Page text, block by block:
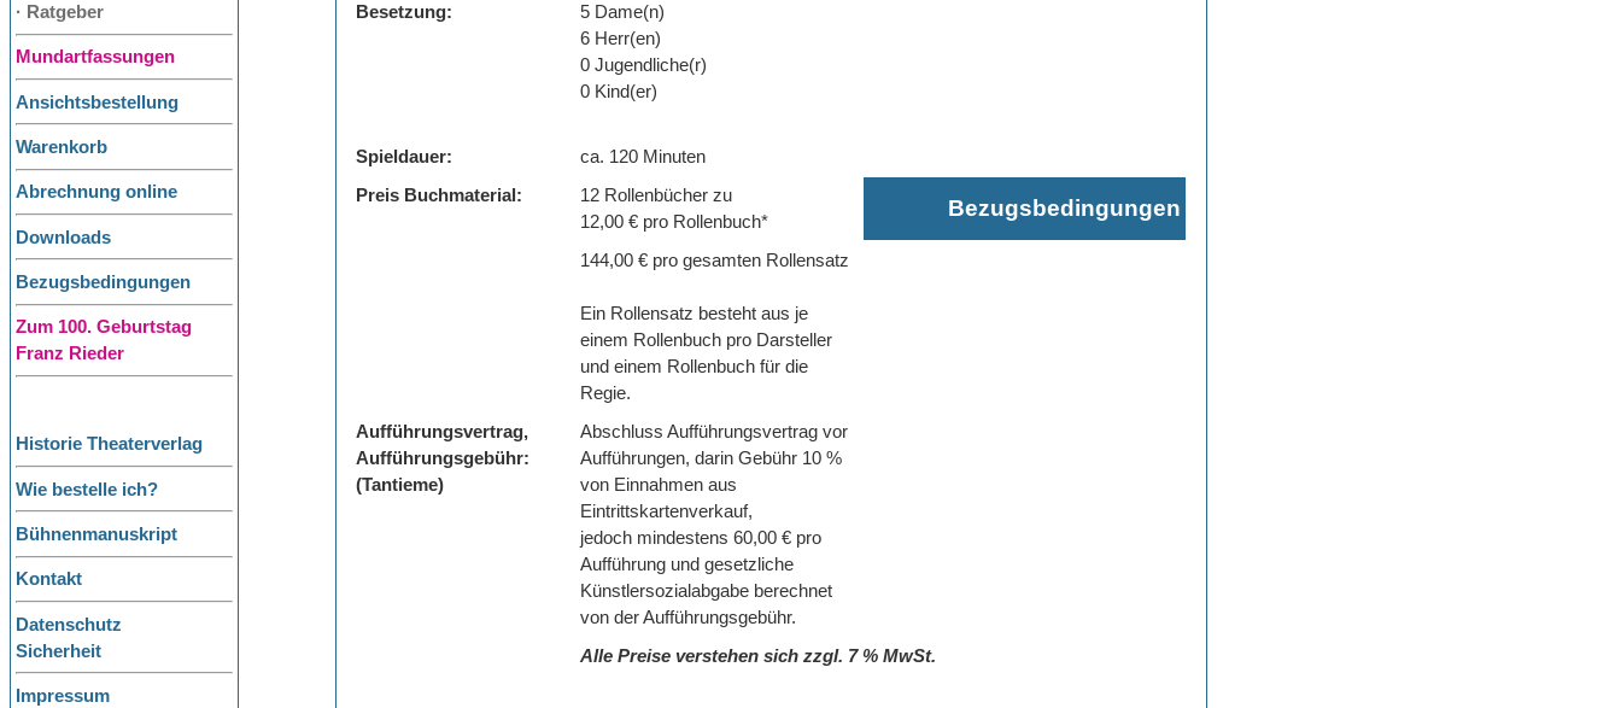
· Ratgeber
Mundartfassungen
Ansichtsbestellung
Warenkorb
Abrechnung online
Downloads
Bezugsbedingungen
Zum 100. Geburtstag
Franz Rieder
Historie Theaterverlag
Wie bestelle ich?
Bühnenmanuskript
Kontakt
Datenschutz
Sicherheit
Impressum
Besetzung:
5 Dame(n)
6 Herr(en)
0 Jugendliche(r)
0 Kind(er)
Spieldauer:
ca. 120 Minuten
Preis Buchmaterial:
12 Rollenbücher zu
12,00 € pro Rollenbuch*
Bezugsbedingungen
144,00 € pro gesamten Rollensatz
Ein Rollensatz besteht aus je
einem Rollenbuch pro Darsteller
und einem Rollenbuch für die
Regie.
Aufführungsvertrag,
Aufführungsgebühr:
(Tantieme)
Abschluss Aufführungsvertrag vor
Aufführungen, darin Gebühr 10 %
von Einnahmen aus
Eintrittskartenverkauf,
jedoch mindestens 60,00 € pro
Aufführung und gesetzliche
Künstlersozialabgabe berechnet
von der Aufführungsgebühr.
Alle Preise verstehen sich zzgl. 7 % MwSt.